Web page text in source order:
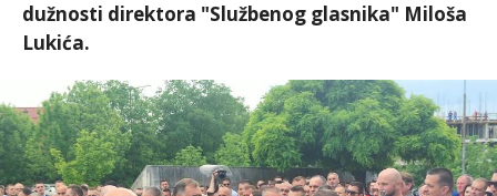
dužnosti direktora "Službenog glasnika" Miloša
Lukića.